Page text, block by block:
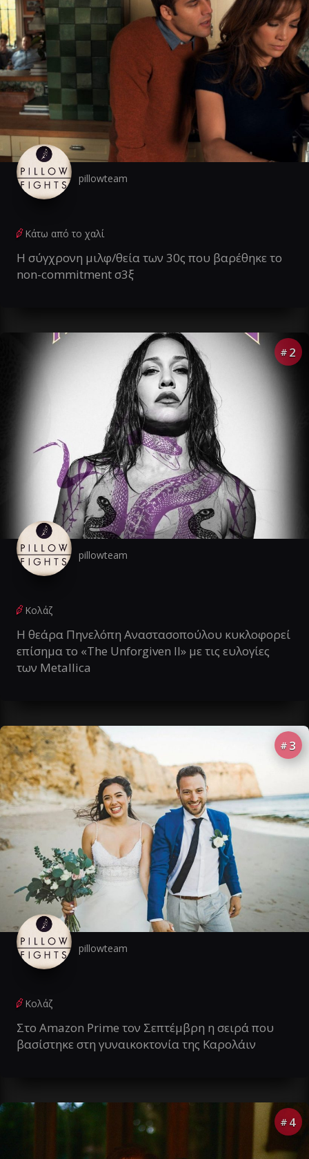
pillowteam
Κάτω από το χαλί
Η σύγχρονη μιλφ/θεία των 30ς που βαρέθηκε το
non-commitment σ3ξ
# 2
pillowteam
Κολάζ
Η θεάρα Πηνελόπη Αναστασοπούλου κυκλοφορεί
επίσημα το «The Unforgiven II» με τις ευλογίες
των Metallica
# 3
pillowteam
Κολάζ
Στο Amazon Prime τον Σεπτέμβρη η σειρά που
βασίστηκε στη γυναικοκτονία της Καρολάιν
# 4